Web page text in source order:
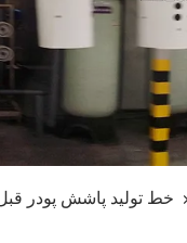
خط تولید پاشش پودر